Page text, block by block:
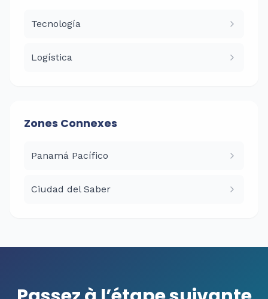
Tecnología
Logística
Zones Connexes
Panamá Pacífico
Ciudad del Saber